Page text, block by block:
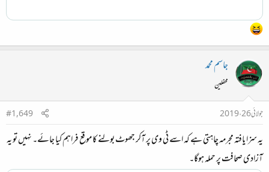
جاسم محمد
محفلین
جولائی 26، 2019
#1,649
یہ سزا یافتہ مجرمہ چاہتی ہے کہ اسے ٹی وی پر آکر جھوٹ بولنے کا موقع فراہم کیا جائے۔ نہیں تو یہ
آزادی صحافت پر حملہ ہوگا۔